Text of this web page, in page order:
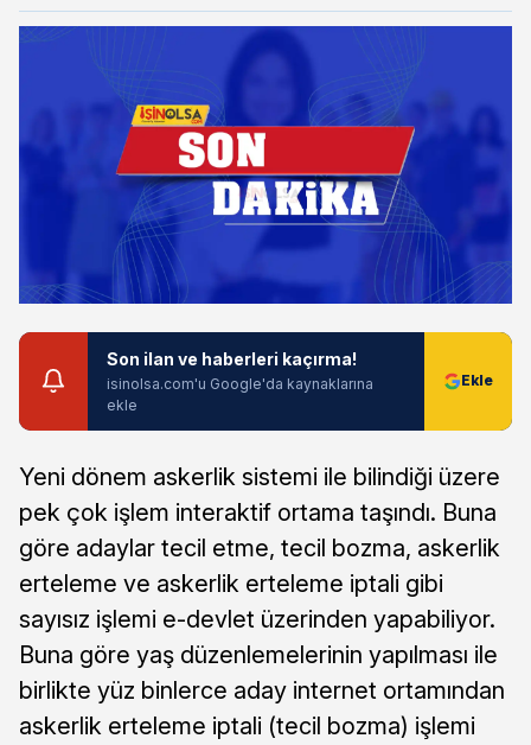
Son ilan ve haberleri kaçırma!
isinolsa.com'u Google'da kaynaklarına
ekle
Yeni dönem askerlik sistemi ile bilindiği üzere
pek çok işlem interaktif ortama taşındı. Buna
göre adaylar tecil etme, tecil bozma, askerlik
erteleme ve askerlik erteleme iptali gibi
sayısız işlemi e-devlet üzerinden yapabiliyor.
Buna göre yaş düzenlemelerinin yapılması ile
birlikte yüz binlerce aday internet ortamından
askerlik erteleme iptali (tecil bozma) işlemi